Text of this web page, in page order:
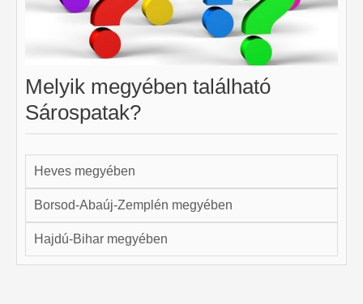
Melyik megyében található
Sárospatak?
Heves megyében
Borsod-Abaúj-Zemplén megyében
Hajdú-Bihar megyében